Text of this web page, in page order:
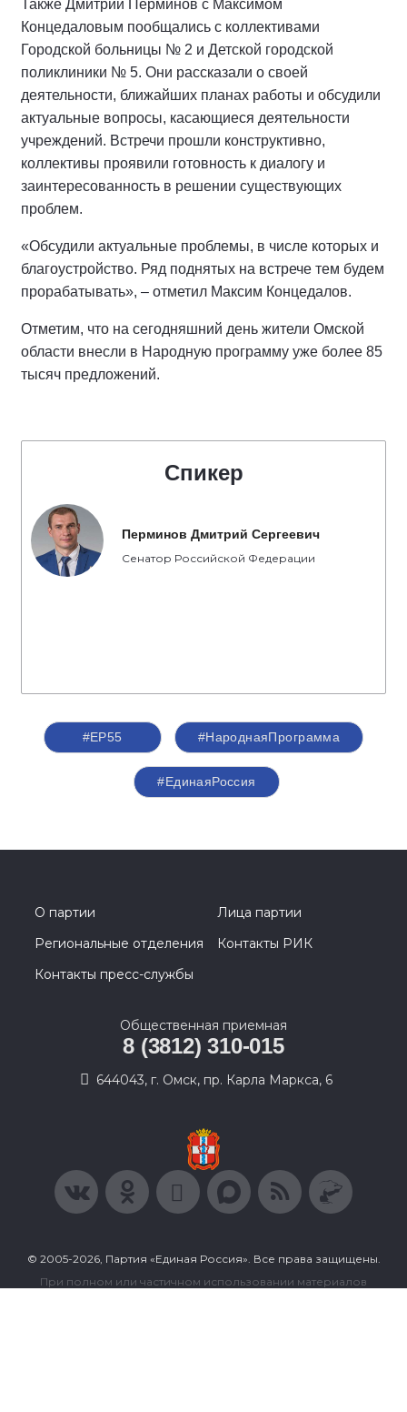
Также Дмитрий Перминов с Максимом
Концедаловым пообщались с коллективами
Городской больницы № 2 и Детской городской
поликлиники № 5. Они рассказали о своей
деятельности, ближайших планах работы и обсудили
актуальные вопросы, касающиеся деятельности
учреждений. Встречи прошли конструктивно,
коллективы проявили готовность к диалогу и
заинтересованность в решении существующих
проблем.
«Обсудили актуальные проблемы, в числе которых и
благоустройство. Ряд поднятых на встрече тем будем
прорабатывать», – отметил Максим Концедалов.
Отметим, что на сегодняшний день жители Омской
области внесли в Народную программу уже более 85
тысяч предложений.
Спикер
Перминов Дмитрий Сергеевич
Сенатор Российской Федерации
#ЕР55 #НароднаяПрограмма
#‎ЕдинаяРоссия
О партии
Лица партии
Региональные отделения
Контакты РИК
Контакты пресс-службы
Общественная приемная
8 (3812) 310-015
644043, г. Омск, пр. Карла Маркса, 6
© 2005-2026, Партия «Единая Россия». Все права защищены.
При полном или частичном использовании материалов